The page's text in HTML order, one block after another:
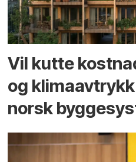
Vil kutte
og
norsk